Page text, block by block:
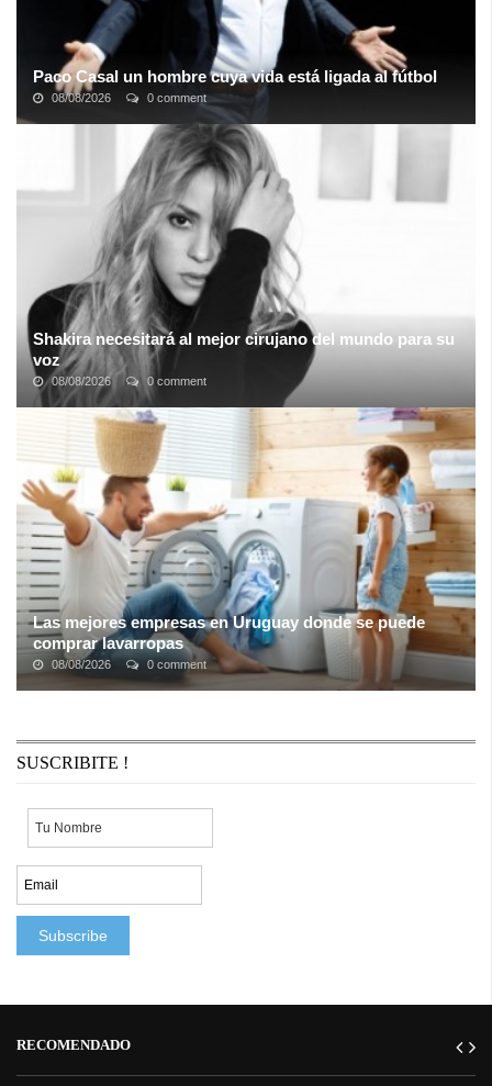
Paco Casal un hombre cuya vida está ligada al fútbol
08/08/2026 0 comment
Francisco “Paco” Casal es sin lugar a dudas uno de los referentes
más importantes del fútbol sudamericano, por su destacada labor
como intermediario ...
Shakira necesitará al mejor cirujano del mundo para su
voz
08/08/2026 0 comment
Saltaron las primeras alarmas cuando Shakira suspendió los
primeros conciertos que tenía programados para su gira El Dorado,
sirenas que sonaron con ...
Las mejores empresas en Uruguay donde se puede
comprar lavarropas
08/08/2026 0 comment
Los lavarropas son electrodomésticos que tienden a pasar
SUSCRIBITE !
RECOMENDADO